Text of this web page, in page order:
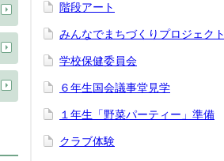
階段アート
みんなでまちづくりプロジェクト
学校保健委員会
６年生国会議事堂見学
１年生「野菜パーティー」準備
クラブ体験